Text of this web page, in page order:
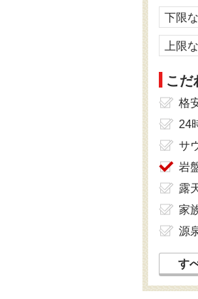
下限
上限
こだ
格
24
サ
岩
露
家
源
す